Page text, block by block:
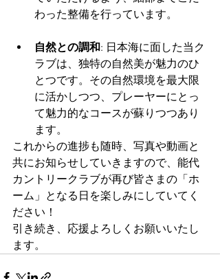
わった整備を行っています。
自然との調和: 日本海に面した当ク
ラブは、独特の自然美が魅力のひ
とつです。その自然環境を最大限
に活かしつつ、プレーヤーにとっ
て魅力的なコースが蘇りつつあり
ます。
これからの進捗も随時、写真や動画と
共にお知らせしていきますので、能代
カントリークラブが再び皆さまの「ホ
ーム」となる日を楽しみにしていてく
ださい！
引き続き、応援よろしくお願いいたし
ます。